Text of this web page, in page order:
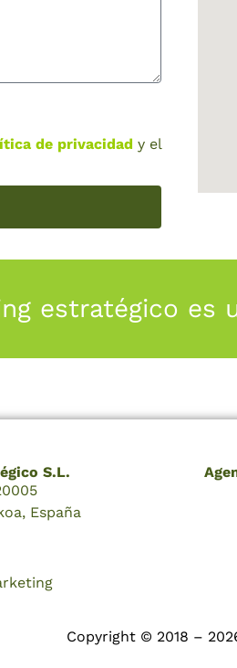
de privacidad y el
estratégico es
S.L.
España
Copyright © 2018 –